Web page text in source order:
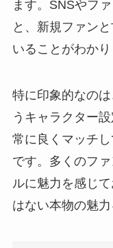
ます。SNSやフ
と、新規ファン
いることがわかり
特に印象的なの
うキャラクター
常に良くマッチ
です。多くのフ
ルに魅力を感じ
はない本物の魅